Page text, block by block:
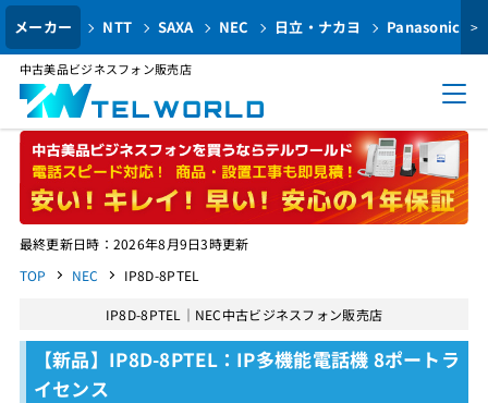
メーカー NTT SAXA NEC 日立・ナカヨ Panasonic >
中古美品ビジネスフォン販売店
最終更新日時：2026年8月9日3時更新
TOP
NEC IP8D-8PTEL
IP8D-8PTEL｜NEC中古ビジネスフォン販売店
【新品】IP8D-8PTEL：IP多機能電話機 8ポートラ
イセンス